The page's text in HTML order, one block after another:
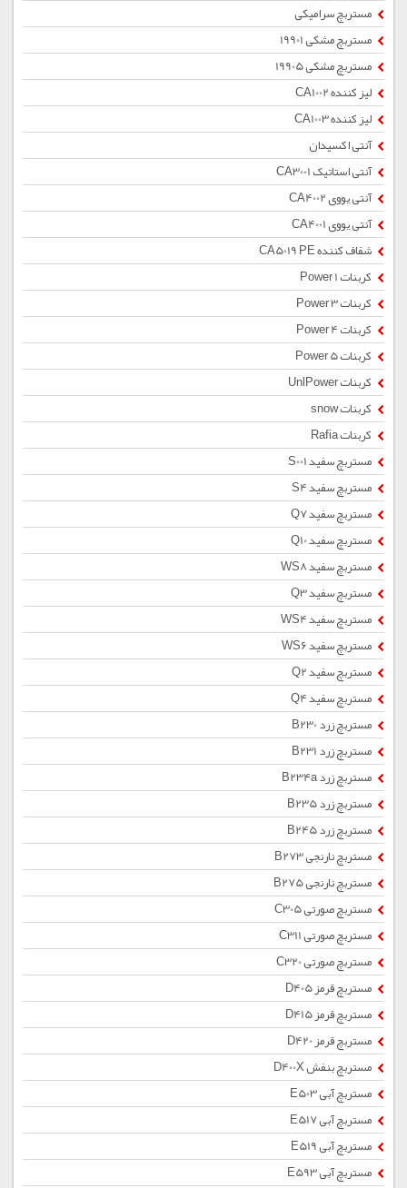
مستربچ سرامیکی
مستربچ مشکی 19901
مستربچ مشکی 19905
لیز کننده CA1002
لیز کننده CA1003
آنتی اکسیدان
آنتی استاتیک CA3001
آنتی یووی CA4002
آنتی یووی CA4001
شفاف کننده CA5019 PE
کربنات Power 1
کربنات Power 3
کربنات Power 4
کربنات Power 5
کربنات UnlPower
کربنات snow
کربنات Rafia
مستربچ سفید S001
مستربچ سفید S4
مستربچ سفید Q7
مستربچ سفید Q10
مستربچ سفید WS8
مستربچ سفید Q3
مستربچ سفید WS4
مستربچ سفید WS6
مستربچ سفید Q2
مستربچ سفید Q4
مستربچ زرد B230
مستربچ زرد B231
مستربچ زرد B234a
مستربچ زرد B235
مستربچ زرد B245
مستربچ نارنجی B273
مستربچ نارنجی B275
مستربچ صورتی C305
مستربچ صورتی C311
مستربچ صورتی C320
مستربچ قرمز D405
مستربچ قرمز D415
مستربچ قرمز D420
مستربچ بنفش D400X
مستربچ آبی E503
مستربچ آبی E517
مستربچ آبی E519
مستربچ آبی E593